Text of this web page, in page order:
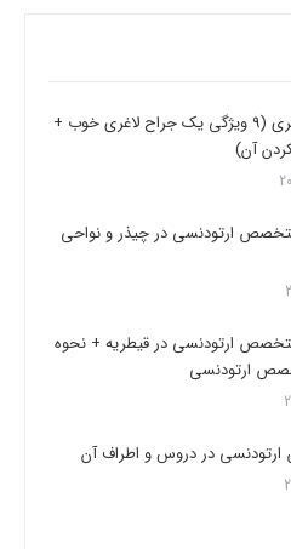
بهترین جراح لاغری (9 ویژگی یک جراح لاغری خوب +
آن)
ارتودنسی در چیذر و نواحی
ارتودنسی در قیطریه + نحوه
ارتودنسی
در دروس و اطراف آن